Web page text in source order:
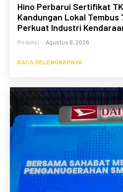
Hino Perbarui Sertifikat
Kandungan Lokal Tembus
Perkuat Industri
Redaksi - Agustus 6, 2026
BACA SELENGKAPNYA